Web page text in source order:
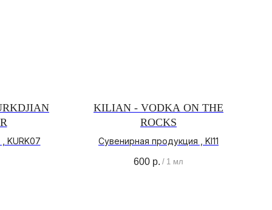
KURK07
KILIAN - VODKA ON THE
ROCKS
Сувенирная продукция , KI11
600 р. / 1 мл
+ 7 (996) 792-00-26